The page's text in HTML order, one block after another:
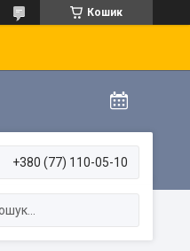
Кошик
+380 (77) 110-05-10